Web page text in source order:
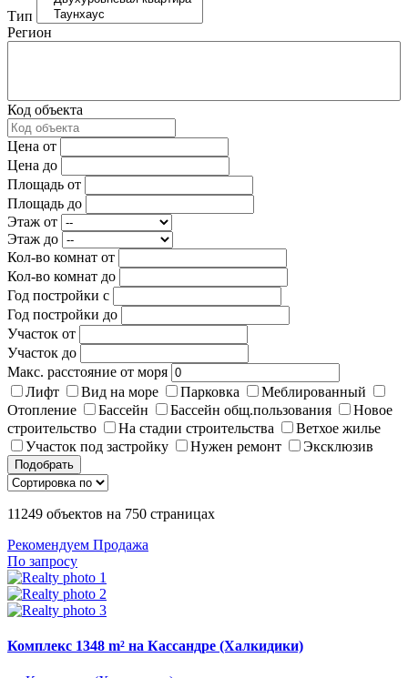
Тип
Регион
Код объекта
Цена от
Цена до
Площадь от
Площадь до
Этаж от
Этаж до
Кол-во комнат от
Кол-во комнат до
Год постройки с
Год постройки до
Участок от
Участок до
Макс. расстояние от моря
Лифт
Вид на море Парковка
Меблированный
Отопление
Бассейн Бассейн общ.пользования
Новое
строительство
На стадии строительства
Ветхое жилье
Участок под застройку
Нужен ремонт Эксклюзив
Подобрать
11249 объектов на 750 страницах
Рекомендуем Продажа
По запросу
Комплекс 1348 m² на Кассандре (Халкидики)